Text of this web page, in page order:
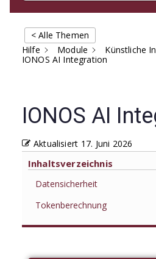
< Alle Themen
Hilfe
Module
Künstliche
IONOS AI Integration
IONOS AI
Aktualisiert 17. Juni 2026
Inhaltsverzeichnis
Datensicherheit
Tokenberechnung